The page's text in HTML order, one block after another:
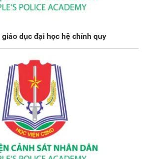
dục đại học hệ chính quy